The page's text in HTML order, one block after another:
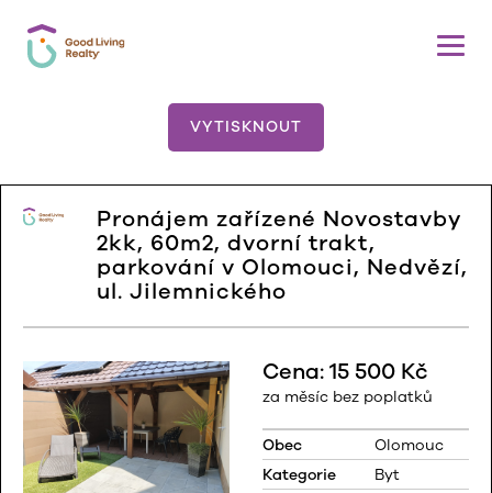
VYTISKNOUT
Pronájem zařízené Novostavby
2kk, 60m2, dvorní trakt,
parkování v Olomouci, Nedvězí,
ul. Jilemnického
Cena: 15 500 Kč
za měsíc bez poplatků
Obec
Olomouc
Kategorie
Byt